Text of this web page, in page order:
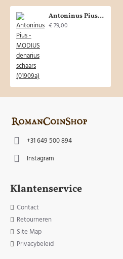
Antoninus Pius - MODIUS denarius schaars (01909a)
€ 79,00
+31 649 500 894
Instagram
Klantenservice
Contact
Retourneren
Site Map
Privacybeleid